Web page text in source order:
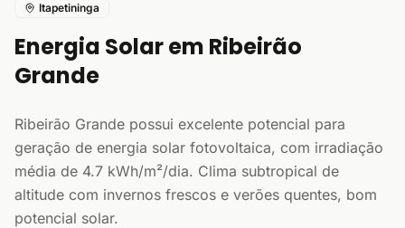
Itapetininga
Energia Solar em Ribeirão
Grande
Ribeirão Grande possui excelente potencial para
geração de energia solar fotovoltaica, com irradiação
média de 4.7 kWh/m²/dia. Clima subtropical de
altitude com invernos frescos e verões quentes, bom
potencial solar.